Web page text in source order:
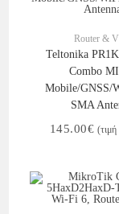
Router &
Teltonika
Combo
Mobile/GNSS/
SMA
145.00€